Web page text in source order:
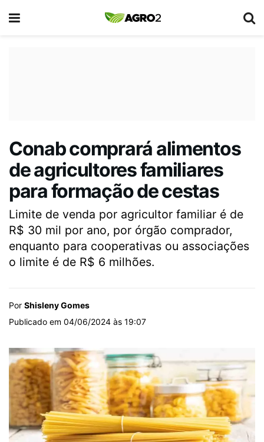
Conab comprará alimentos
de agricultores familiares
para formação de cestas
Limite de venda por agricultor familiar é de
R$ 30 mil por ano, por órgão comprador,
enquanto para cooperativas ou associações
o limite é de R$ 6 milhões.
Por Shisleny Gomes
Publicado em 04/06/2024 às 19:07